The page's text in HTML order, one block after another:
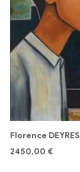
Florence
2450,00 €